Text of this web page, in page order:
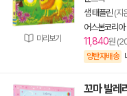
미리보기
샘 태플린 (지
어스본코리아|
11,840원
양탄자배송
꼬마 발레